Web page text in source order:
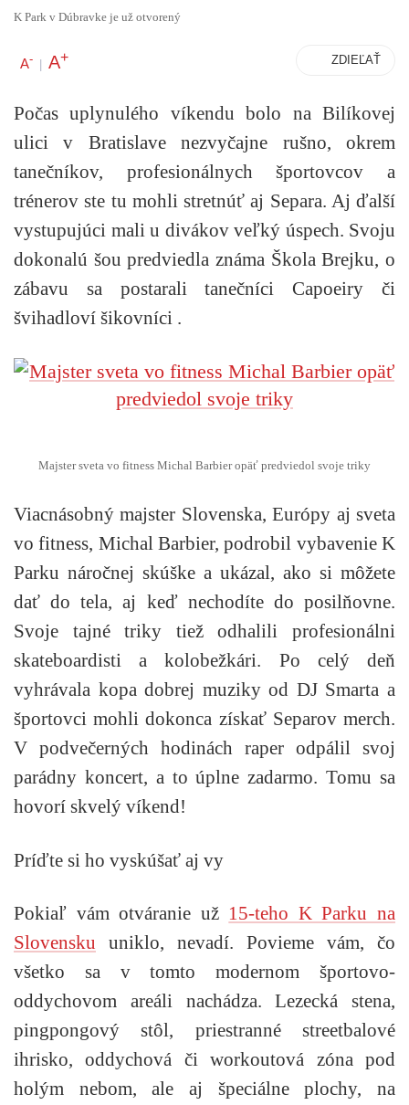
K Park v Dúbravke je už otvorený
A- | A+ ZDIEĽAŤ
Počas uplynulého víkendu bolo na Bilíkovej
ulici v Bratislave nezvyčajne rušno, okrem
tanečníkov, profesionálnych športovcov a
trénerov ste tu mohli stretnúť aj Separa. Aj ďalší
vystupujúci mali u divákov veľký úspech. Svoju
dokonalú šou predviedla známa Škola Brejku, o
zábavu sa postarali tanečníci Capoeiry či
švihadloví šikovníci .
Majster sveta vo fitness Michal Barbier opäť predviedol svoje triky
Viacnásobný majster Slovenska, Európy aj sveta
vo fitness, Michal Barbier, podrobil vybavenie K
Parku náročnej skúške a ukázal, ako si môžete
dať do tela, aj keď nechodíte do posilňovne.
Svoje tajné triky tiež odhalili profesionálni
skateboardisti a kolobežkári. Po celý deň
vyhrávala kopa dobrej muziky od DJ Smarta a
športovci mohli dokonca získať Separov merch.
V podvečerných hodinách raper odpálil svoj
parádny koncert, a to úplne zadarmo. Tomu sa
hovorí skvelý víkend!
Príďte si ho vyskúšať aj vy
Pokiaľ vám otváranie už 15-teho K Parku na
Slovensku uniklo, nevadí. Povieme vám, čo
všetko sa v tomto modernom športovo-
oddychovom areáli nachádza. Lezecká stena,
pingpongový stôl, priestranné streetbalové
ihrisko, oddychová či workoutová zóna pod
holým nebom, ale aj špeciálne plochy, na